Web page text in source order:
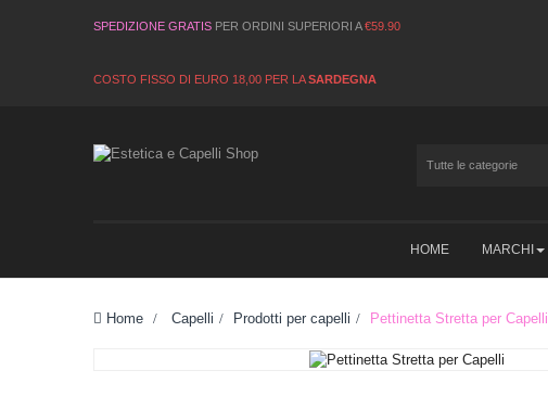
SPEDIZIONE GRATIS PER ORDINI SUPERIORI A€59.90
COSTO FISSO DI EURO 18,00 PER LASARDEGNA
HOME MARCHI
Home > Capelli > Prodotti per capelli > Pettinetta Stretta per Capelli